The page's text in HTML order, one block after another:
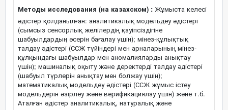
Методы исследования (на казахском) : Жұмыста келесі
әдістер қолданылған: аналитикалық модельдеу әдістері
(сымсыз сенсорлық желілердің қауіпсіздігіне
шабуылдардың әсерін бағалау үшін); мінез-құлықтық
талдау әдістері (ССЖ түйіндері мен арналарының мінез-
құлқындағы шабуылдар мен аномалияларды анықтау
үшін); машиналық оқыту және деректерді талдау әдістері
(шабуыл түрлерін анықтау мен болжау үшін);
математикалық модельдеу әдістері (ССЖ жұмыс істеу
модельдерін әзірлеу және верификациялау үшін) және т.б.
Аталған әдістер аналитикалық, натуралық және